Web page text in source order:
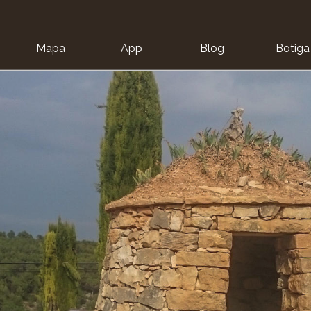
Mapa App Blog Botiga